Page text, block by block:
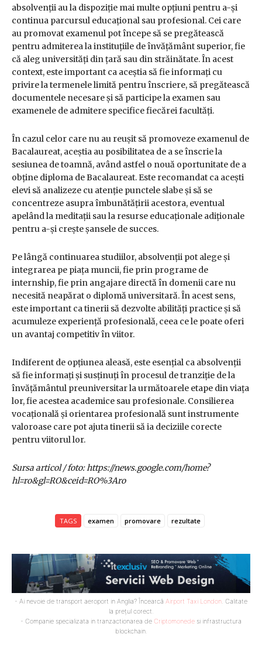
absolvenții au la dispoziție mai multe opțiuni pentru a-și
continua parcursul educațional sau profesional. Cei care
au promovat examenul pot începe să se pregătească
pentru admiterea la instituțiile de învățământ superior, fie
că aleg universități din țară sau din străinătate. În acest
context, este important ca aceștia să fie informați cu
privire la termenele limită pentru înscriere, să pregătească
documentele necesare și să participe la examen sau
examenele de admitere specifice fiecărei facultăți.
În cazul celor care nu au reușit să promoveze examenul de
Bacalaureat, aceștia au posibilitatea de a se înscrie la
sesiunea de toamnă, având astfel o nouă oportunitate de a
obține diploma de Bacalaureat. Este recomandat ca acești
elevi să analizeze cu atenție punctele slabe și să se
concentreze asupra îmbunătățirii acestora, eventual
apelând la meditații sau la resurse educaționale adiționale
pentru a-și crește șansele de succes.
Pe lângă continuarea studiilor, absolvenții pot alege și
integrarea pe piața muncii, fie prin programe de
internship, fie prin angajare directă în domenii care nu
necesită neapărat o diplomă universitară. În acest sens,
este important ca tinerii să dezvolte abilități practice și să
acumuleze experiență profesională, ceea ce le poate oferi
un avantaj competitiv în viitor.
Indiferent de opțiunea aleasă, este esențial ca absolvenții
să fie informați și susținuți în procesul de tranziție de la
învățământul preuniversitar la următoarele etape din viața
lor, fie acestea academice sau profesionale. Consilierea
vocațională și orientarea profesională sunt instrumente
valoroase care pot ajuta tinerii să ia deciziile corecte
pentru viitorul lor.
Sursa articol / foto: https://news.google.com/home?
hl=ro&gl=RO&ceid=RO%3Aro
TAGS examen promovare rezultate
- Ai nevoie de transport aeroport in Anglia? Încearcă Airport Taxi London. Calitate
la prețul corect.
- Companie specializata in tranzactionarea de Criptomonede si infrastructura
blockchain.